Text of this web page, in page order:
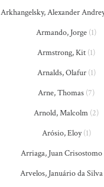
Arkhangelsky, Alexander
Armando, Jorge (1)
Armstrong, Kit (1)
Arnalds, Olafur(1)
Arne, Thomas (7)
Arnold, Malcolm (2)
Arósio, Eloy(1)
Arriaga, Juan Crisostomo
Arvelos, Januário da Silva